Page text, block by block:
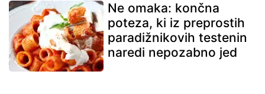
Ne omaka: končna
poteza, ki iz preprostih
paradižnikovih testenin
naredi nepozabno jed